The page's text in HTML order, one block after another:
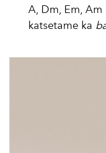
A, Dm, Em,
katsetame ka